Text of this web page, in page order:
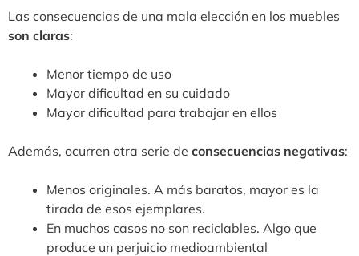
Las consecuencias de una mala elección en los muebles
son claras:
Menor tiempo de uso
Mayor dificultad en su cuidado
Mayor dificultad para trabajar en ellos
Además, ocurren otra serie de consecuencias negativas:
Menos originales. A más baratos, mayor es la
tirada de esos ejemplares.
En muchos casos no son reciclables. Algo que
produce un perjuicio medioambiental